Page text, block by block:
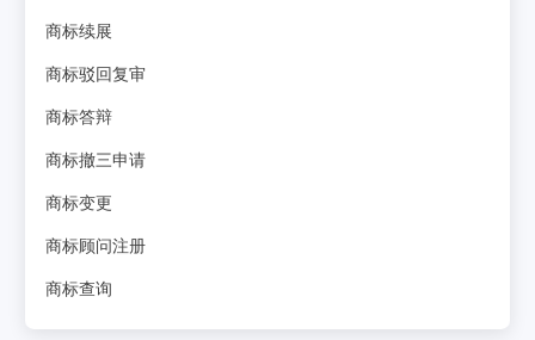
商标续展
商标驳回复审
商标答辩
商标撤三申请
商标变更
商标顾问注册
商标查询